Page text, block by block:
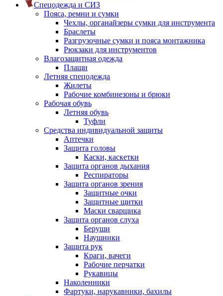
Спецодежда и СИЗ
Пояса, ремни и сумки
Чехлы, органайзеры сумки для инструмента
Браслеты
Разгрузочные сумки и пояса монтажника
Рюкзаки для инструментов
Влагозащитная одежда
Плащи
Летняя спецодежда
Жилеты
Рабочие комбинезоны и брюки
Рабочая обувь
Летняя обувь
Туфли
Средства индивидуальной защиты
Аптечки
Защита головы
Каски, каскетки
Защита органов дыхания
Респираторы
Защита органов зрения
Защитные очки
Защитные щитки
Маски сварщика
Защита органов слуха
Беруши
Наушники
Защита рук
Краги, вачеги
Рабочие перчатки
Рукавицы
Наколенники
Фартуки, нарукавники, бахилы